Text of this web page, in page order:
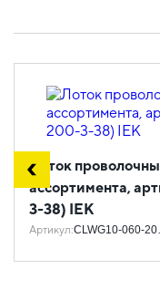
Лоток
ассортимента,
3-38) IEK
Артикул:CLWG10-060-